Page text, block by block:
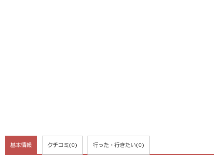
基本情報 クチコミ(0) 行った・行きたい(0)